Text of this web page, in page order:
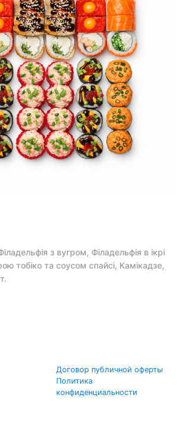
з вугром, Філадельфія в ікрі
тобіко та соусом спайсі, Камікадзе,
Договор публичной оферты
Политика
конфиденциальности